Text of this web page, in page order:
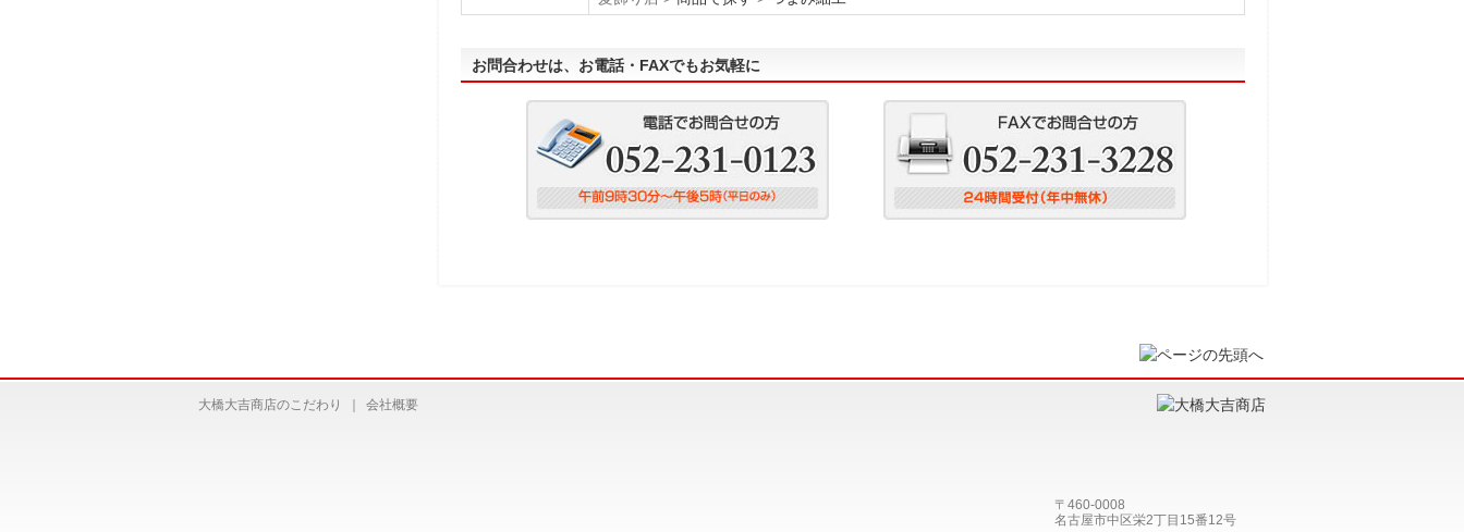
お問合わせは、お電話・FAXでもお気軽に
〒460-0008
名古屋市中区栄2丁目15番12号
大橋大吉商店のこだわり 会社概要